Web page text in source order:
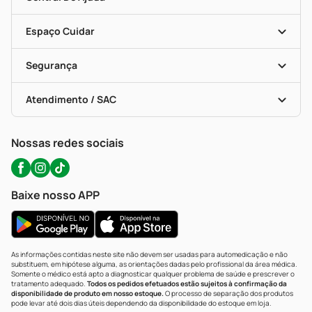
Seja Uma Loja Parceira
Programa Popular Do Brasil
Encarte De Ofertas
Dermaclub
Descontos De Laboratório (PBM)
Cupons E Ofertas
Entrega
Recompra Programada
Compras Com Receita
Alomed (tele-Entrega)
Formas De Pagamento
Troca E Devolução
Bulas De A A Z
Políticas De Marketplace
Espaço Cuidar
Vacinas
Serviços Farmacêuticos
Testes Rápidos
Autoteste Covid-19
Segurança
Certificado De Segurança
Portal Da Privacidade
Atendimento / SAC
WhatsApp (47) 9202-1687
Nossas redes sociais
Baixe nosso APP
As informações contidas neste site não devem ser usadas para automedicação e não
substituem, em hipótese alguma, as orientações dadas pelo profissional da área médica.
Somente o médico está apto a diagnosticar qualquer problema de saúde e prescrever o
tratamento adequado. Todos os pedidos efetuados estão sujeitos à confirmação da
disponibilidade de produto em nosso estoque.O processo de separação dos produtos
pode levar até dois dias úteis dependendo da disponibilidade do estoque em loja.